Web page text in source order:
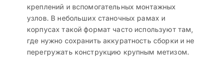
креплений и вспомогательных монтажных
узлов. В небольших станочных рамах и
корпусах такой формат часто используют там,
где нужно сохранить аккуратность сборки и не
перегружать конструкцию крупным метизом.